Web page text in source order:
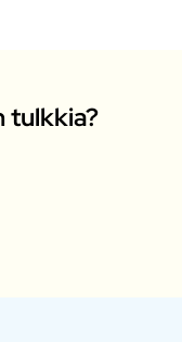
tulkkia?